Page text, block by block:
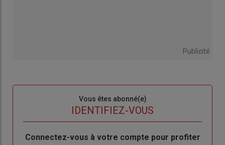
Publicité
Vous êtes abonné(e)
IDENTIFIEZ-VOUS
Body
Connectez-vous à votre compte pour profiter